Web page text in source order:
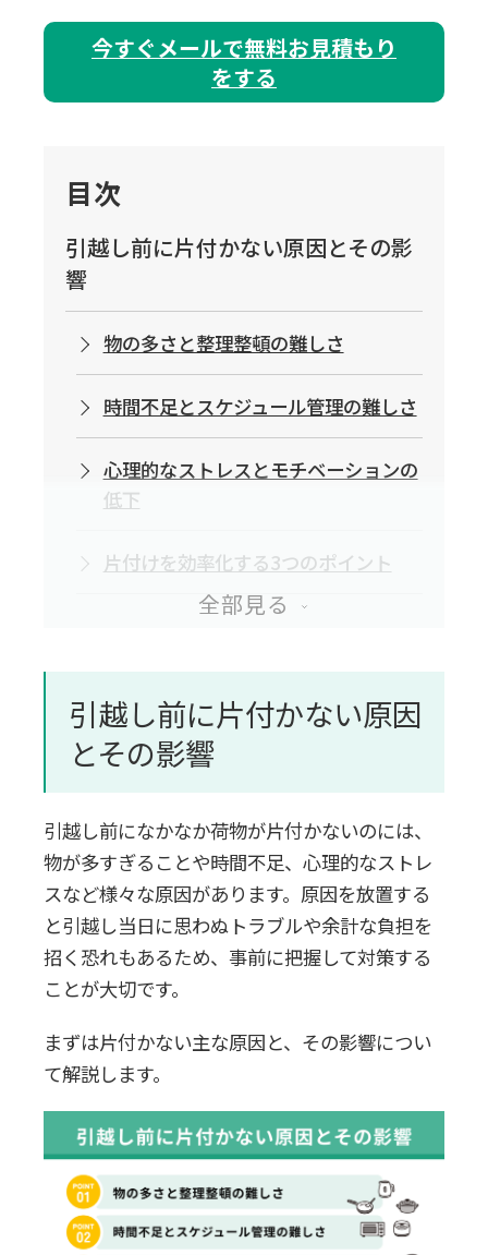
今すぐメールで無料お見積もり
をする
目次
引越し前に片付かない原因とその影
響
物の多さと整理整頓の難しさ
時間不足とスケジュール管理の難しさ
心理的なストレスとモチベーションの
低下
片付けを効率化する3つのポイント
片付けるエリアを決めて順番に進める
収納グッズの活用と整理整頓のコツ
短時間での集中作業と休憩のバランス
不用品の処分方法と専門業者の活用
不用品を処分する方法
専門業者の活用
引越し前の片付けが終わらない場合の
緊急対応策
引越し前に片付かない原因
とその影響
引越し前になかなか荷物が片付かないのには、
物が多すぎることや時間不足、心理的なストレ
スなど様々な原因があります。原因を放置する
と引越し当日に思わぬトラブルや余計な負担を
招く恐れもあるため、事前に把握して対策する
ことが大切です。
まずは片付かない主な原因と、その影響につい
て解説します。